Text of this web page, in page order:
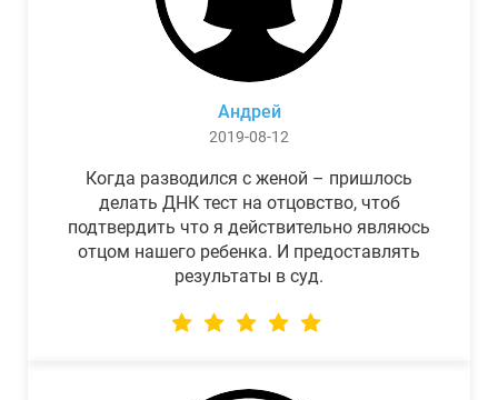
Андрей
2019-08-12
Когда разводился с женой – пришлось
делать ДНК тест на отцовство, чтоб
подтвердить что я действительно являюсь
отцом нашего ребенка. И предоставлять
результаты в суд.